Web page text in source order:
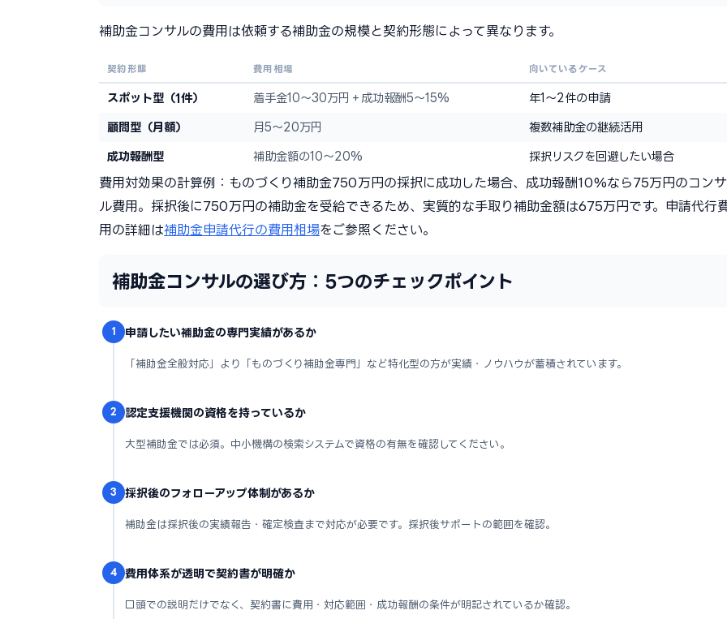
補助金コンサルの費用は依頼する補助金の規模と契約形態によって異なります。
契約形態 費用相場 向いているケース
スポット型（1件） 着手金10〜30万円＋成功報酬5〜15% 年1〜2件の申請
顧問型（月額） 月5〜20万円 複数補助金の継続活用
成功報酬型 補助金額の10〜20% 採択リスクを回避したい場合
費用対効果の計算例：ものづくり補助金750万円の採択に成功した場合、成功報酬10%なら75万円のコンサ
ル費用。採択後に750万円の補助金を受給できるため、実質的な手取り補助金額は675万円です。申請代行
用の詳細は補助金申請代行の費用相場をご参照ください。
補助金コンサルの選び方：5つのチェックポイント
1 申請したい補助金の専門実績があるか
「補助金全般対応」より「ものづくり補助金専門」など特化型の方が実績・ノウハウが蓄積されています。
2 認定支援機関の資格を持っているか
大型補助金では必須。中小機構の検索システムで資格の有無を確認してください。
3 採択後のフォローアップ体制があるか
補助金は採択後の実績報告・確定検査まで対応が必要です。採択後サポートの範囲を確認。
4 費用体系が透明で契約書が明確か
口頭での説明だけでなく、契約書に費用・対応範囲・成功報酬の条件が明記されているか確認。